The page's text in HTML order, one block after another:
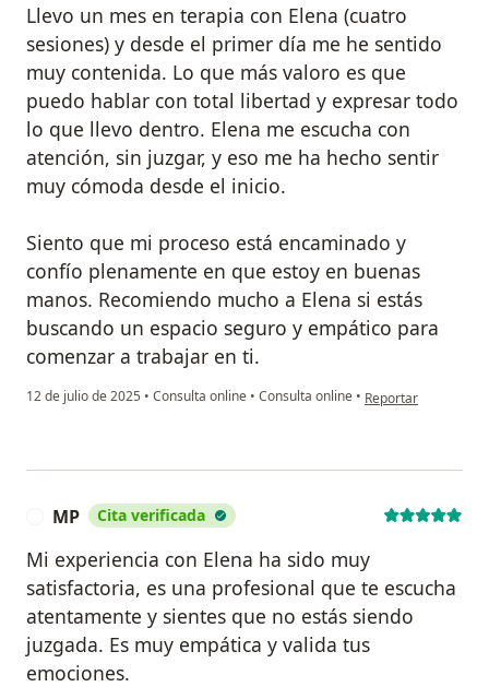
Llevo un mes en terapia con Elena (cuatro
sesiones) y desde el primer día me he sentido
muy contenida. Lo que más valoro es que
puedo hablar con total libertad y expresar todo
lo que llevo dentro. Elena me escucha con
atención, sin juzgar, y eso me ha hecho sentir
muy cómoda desde el inicio.
Siento que mi proceso está encaminado y
confío plenamente en que estoy en buenas
manos. Recomiendo mucho a Elena si estás
buscando un espacio seguro y empático para
comenzar a trabajar en ti.
12 de julio de 2025 • Consulta online • Consulta online • en opinión del
Reportar
MP Cita verificada
Mi experiencia con Elena ha sido muy
satisfactoria, es una profesional que te escucha
atentamente y sientes que no estás siendo
juzgada. Es muy empática y valida tus
emociones.